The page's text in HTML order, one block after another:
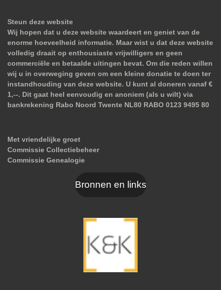
Steun deze website
Wij hopen dat u deze website waardeert en geniet van de
enorme hoeveelheid informatie. Maar wist u dat deze website
volledig draait op enthousiaste vrijwilligers en geen
commerciële en betaalde uitingen bevat. Om die reden willen
wij u in overweging geven om een kleine donatie te doen ter
instandhouding van deze website. U kunt al doneren vanaf €
1,--. Dit gaat heel eenvoudig en anoniem (als u wilt) via
bankrekening Rabo Noord Twente NL80 RABO 0123 9495 80
Met vriendelijke groet
Commissie Collectiebeheer
Commissie Genealogie
Bronnen en links